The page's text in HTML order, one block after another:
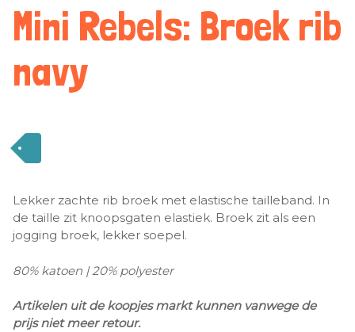
Mini Rebels: Broek rib
navy
Lekker zachte rib broek met elastische tailleband. In
de taille zit knoopsgaten elastiek. Broek zit als een
jogging broek, lekker soepel.
80% katoen | 20% polyester
Artikelen uit de koopjes markt kunnen vanwege de
prijs niet meer retour.